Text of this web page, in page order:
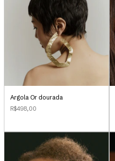
Argola Or dourada
R$498,00